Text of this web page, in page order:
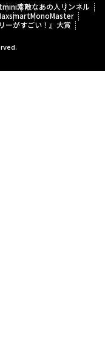
mini素敵なあの人 リンネル
smartMonoMaster
ーがすごい！』大賞